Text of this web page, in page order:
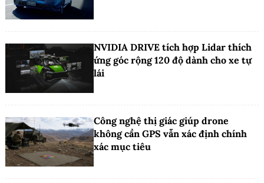
NVIDIA DRIVE tích hợp Lidar thích
ứng góc rộng 120 độ dành cho xe tự
lái
Công nghệ thị giác giúp drone
không cần GPS vẫn xác định chính
xác mục tiêu